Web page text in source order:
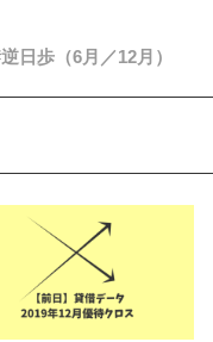
逆日歩（6月／12月）